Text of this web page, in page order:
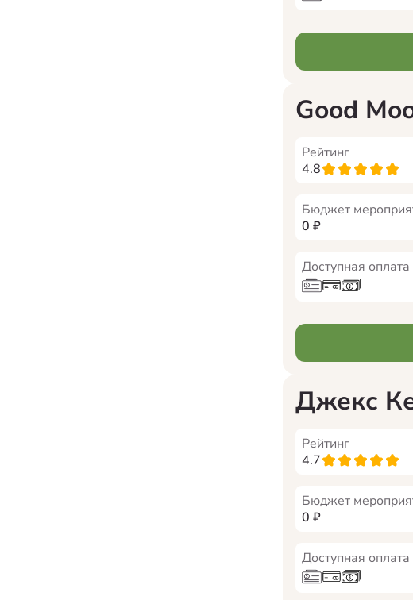
Good
Рейтинг
4.8
Бюджет
0 ₽
Доступная оплата
Джекс
Рейтинг
4.7
Бюджет
0 ₽
Доступная оплата